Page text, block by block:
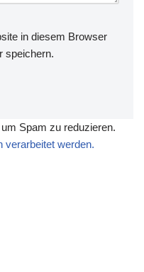
in diesem Browser
speichern.
Spam zu reduzieren.
verarbeitet werden.